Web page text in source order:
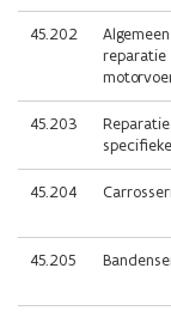
45.202
reparatie
45.203
45.204
45.205